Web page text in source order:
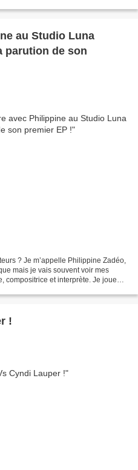
au Studio Luna
parution de son
? Je m’appelle Philippine Zadéo,
mais je vais souvent voir mes
compositrice et interprète. Je joue
!